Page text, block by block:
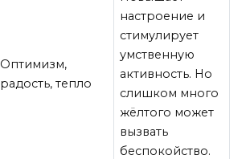
Оптимизм,
радость, тепло
настроение и
стимулирует
умственную
активность. Но
слишком много
жёлтого может
вызвать
беспокойство.